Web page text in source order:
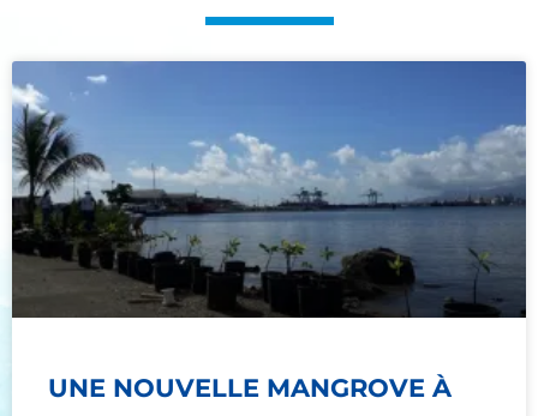
UNE NOUVELLE MANGROVE À